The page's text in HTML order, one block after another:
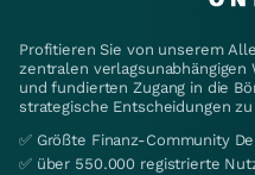
Profitieren Sie von unserem
zentralen
und fundierten Zugang in die
strategische Entscheidungen
✅ Größte Finanz-Community
✅ über 550.000 registrierte